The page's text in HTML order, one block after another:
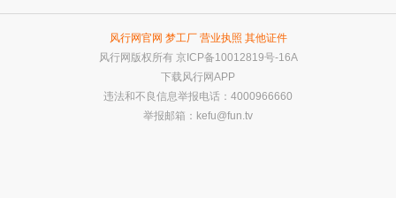
风行网官网 梦工厂 营业执照 其他证件
风行网版权所有 京ICP备10012819号-16A
下载风行网APP
违法和不良信息举报电话：4000966660
举报邮箱： kefu@fun.tv